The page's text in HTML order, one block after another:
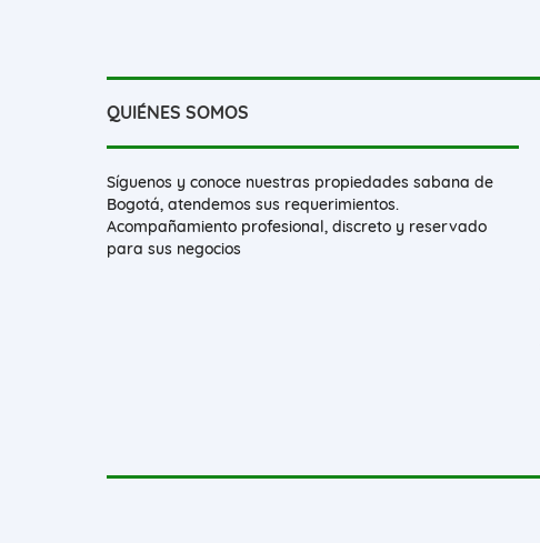
QUIÉNES SOMOS
Síguenos y conoce nuestras propiedades sabana de
Bogotá, atendemos sus requerimientos.
Acompañamiento profesional, discreto y reservado
para sus negocios